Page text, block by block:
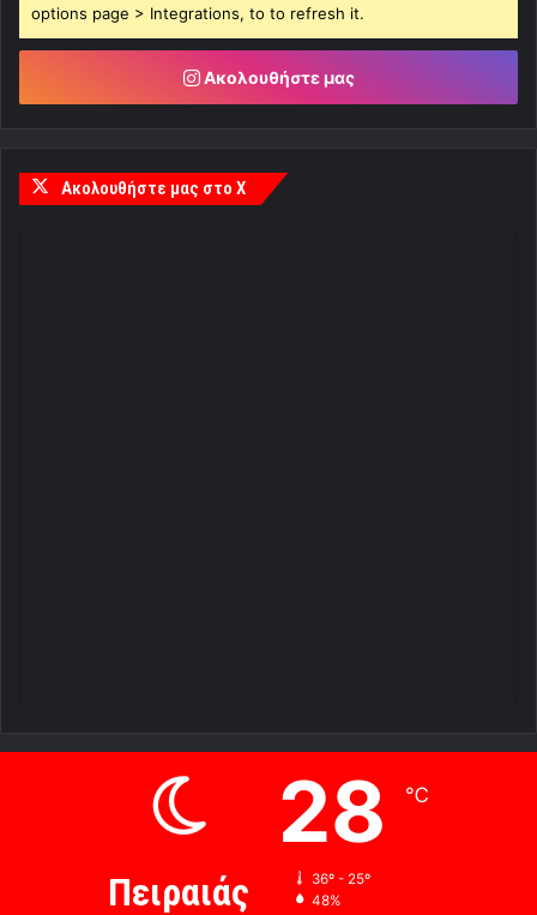
options page > Integrations, to to refresh it.
Ακολουθήστε μας
Ακολουθήστε μας στο X
Πειραιάς
28 ℃
36º - 25º
48%